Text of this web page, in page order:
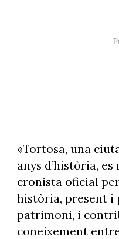
«Tortosa, una
anys d’història,
cronista oficial
història, present i
patrimoni, i
coneixement